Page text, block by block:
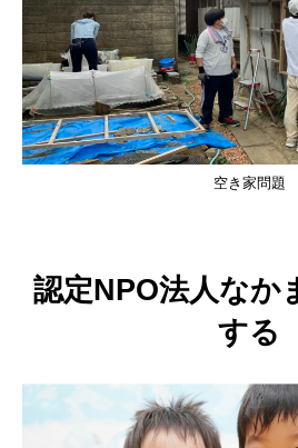
空き家問題
認定NPO法人なか
する